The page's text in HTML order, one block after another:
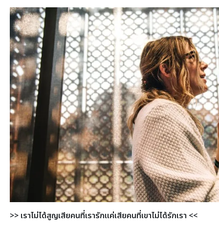
>> เราไม่ได้สูญเสียคนที่เรารักแค่เสียคนที่เขาไม่ได้รักเรา <<